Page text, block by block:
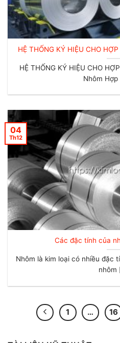
HỆ THỐNG KÝ HIỆU CHO
HỆ THỐNG KÝ HIỆU CHO
Nhôm
Các đặc tính của
Nhôm là kim loại có nhiều đặc
nhôm
04
Th12
1 … 16